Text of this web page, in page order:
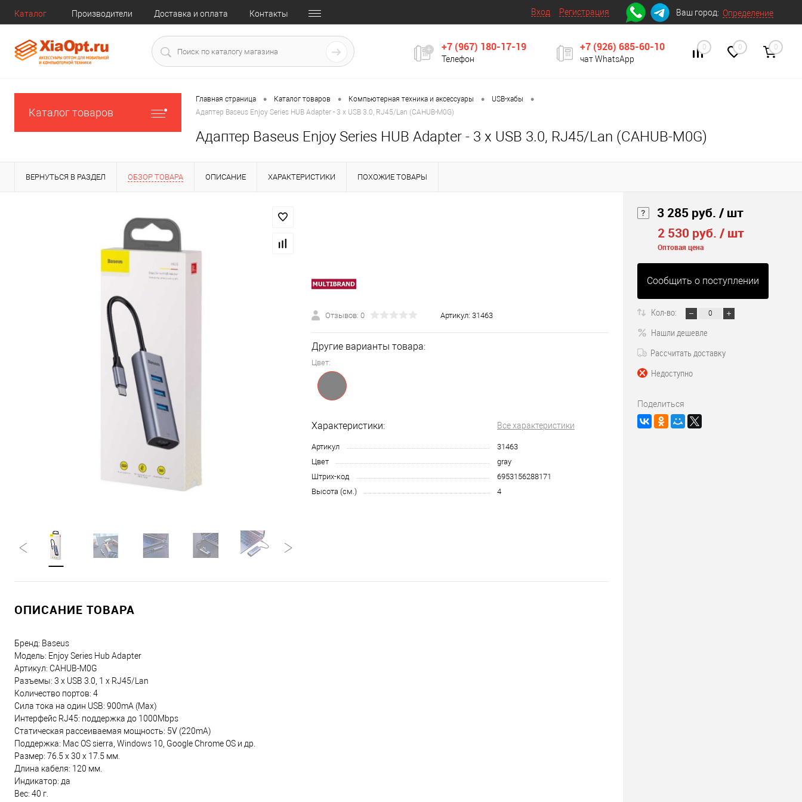
Каталог Производители Доставка и оплата Контакты Вход Регистрация Ваш город: Определение
+7 (967) 180-17-19
Телефон
+7 (926) 685-60-10
чат WhatsApp
0 0 0
Каталог товаров
Главная страница • Каталог товаров • Компьютерная техника и аксессуары • USB-хабы •
Адаптер Baseus Enjoy Series HUB Adapter - 3 x USB 3.0, RJ45/Lan (CAHUB-M0G)
Адаптер Baseus Enjoy Series HUB Adapter - 3 x USB 3.0, RJ45/Lan (CAHUB-M0G)
ВЕРНУТЬСЯ В РАЗДЕЛ ОБЗОР ТОВАРА ОПИСАНИЕ ХАРАКТЕРИСТИКИ ПОХОЖИЕ ТОВАРЫ
Отзывов: 0 Артикул: 31463
Другие варианты товара:
Цвет:
Характеристики: Все характеристики
Артикул
31463
Цвет
gray
Штрих-код
6953156288171
Высота (см.)
4
ОПИСАНИЕ ТОВАРА
Бренд: Baseus
Модель: Enjoy Series Hub Adapter
Артикул: CAHUB-M0G
Разъемы: 3 x USB 3.0, 1 x RJ45/Lan
Количество портов: 4
Сила тока на один USB: 900mA (Max)
Интерфейс RJ45: поддержка до 1000Mbps
Статическая рассеиваемая мощность: 5V (220mA)
Поддержка: Mac OS sierra, Windows 10, Google Chrome OS и др.
Размер: 76.5 х 30 х 17.5 мм.
Длина кабеля: 120 мм.
Индикатор: да
Вес: 40 г.
3 285 руб. / шт
2 530 руб. / шт
Оптовая цена
Сообщить о поступлении
Кол-во:
Нашли дешевле
Рассчитать доставку
Недоступно
Поделиться